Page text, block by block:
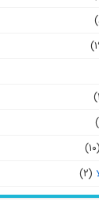
(۱۰)
(۲)